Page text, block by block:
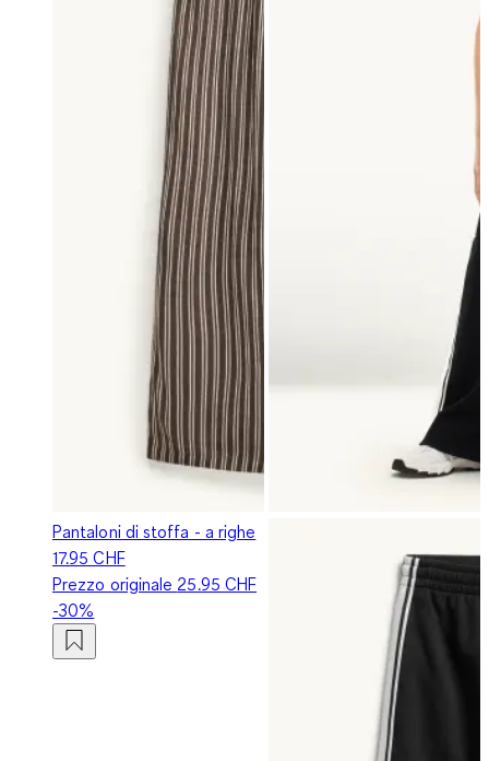
Pantaloni di stoffa - a righe
17.95 CHF
Prezzo originale 25.95 CHF
-30%